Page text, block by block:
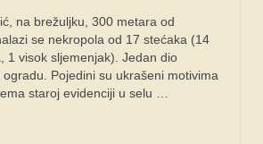
na brežuljku, 300 metara od
se nekropola od 17 stećaka (14
1 visok sljemenjak). Jedan dio
Pojedini su ukrašeni motivima
staroj evidenciji u selu …